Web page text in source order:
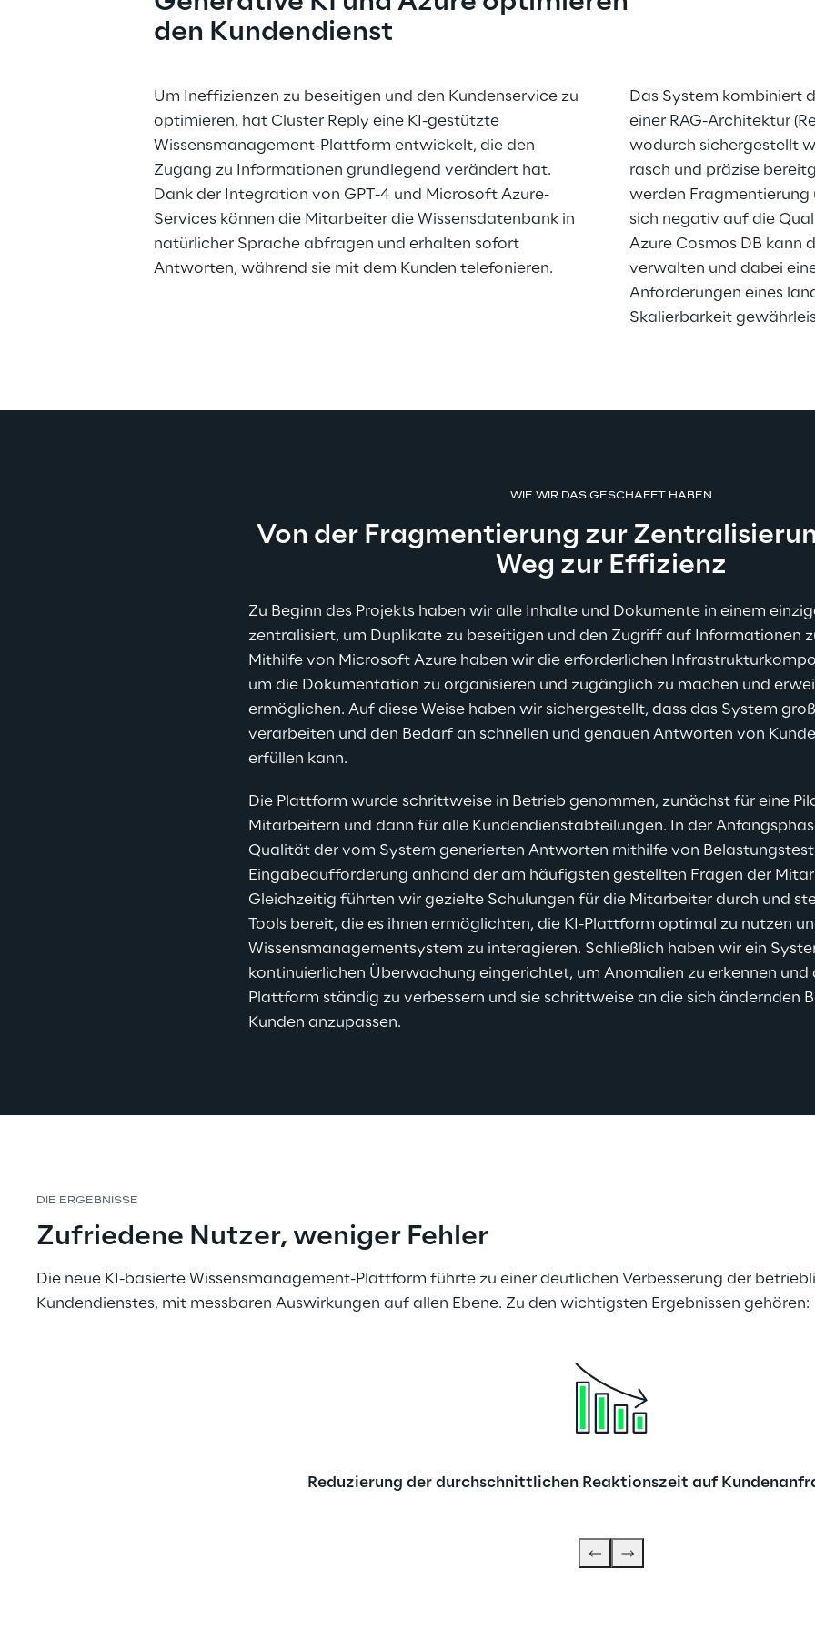
den Kundendienst
Um Ineffizienzen zu beseitigen und den Kundenservice zu
optimieren, hat Cluster Reply eine KI-gestützte
Wissensmanagement-Plattform entwickelt, die den
Zugang zu Informationen grundlegend verändert hat.
Dank der Integration von GPT-4 und Microsoft Azure-
Services können die Mitarbeiter die Wissensdatenbank in
natürlicher Sprache abfragen und erhalten sofort
Antworten, während sie mit dem Kunden telefonieren.
Das System kombiniert
einer RAG-Architektur
wodurch sichergestellt
rasch und präzise
werden
sich negativ auf die
Azure Cosmos DB
verwalten und dabei
Anforderungen eines
Skalierbarkeit
WIE WIR DAS GESCHAFFT HABEN
Von der Fragmentierung zur
Weg zur Effizienz
Zu Beginn des Projekts haben wir alle Inhalte und Dokumente in einem
zentralisiert, um Duplikate zu beseitigen und den Zugriff auf Informationen
Mithilfe von Microsoft Azure haben wir die erforderlichen
um die Dokumentation zu organisieren und zugänglich zu machen und
ermöglichen. Auf diese Weise haben wir sichergestellt, dass das System
verarbeiten und den Bedarf an schnellen und genauen Antworten von
erfüllen kann.
Die Plattform wurde schrittweise in Betrieb genommen, zunächst für eine
Mitarbeitern und dann für alle Kundendienstabteilungen. In der
Qualität der vom System generierten Antworten mithilfe von
Eingabeaufforderung anhand der am häufigsten gestellten Fragen der
Gleichzeitig führten wir gezielte Schulungen für die Mitarbeiter durch und
Tools bereit, die es ihnen ermöglichten, die KI-Plattform optimal zu nutzen
Wissensmanagementsystem zu interagieren. Schließlich haben wir ein
kontinuierlichen Überwachung eingerichtet, um Anomalien zu erkennen
Plattform ständig zu verbessern und sie schrittweise an die sich ändernden
Kunden anzupassen.
DIE ERGEBNISSE
Zufriedene Nutzer, weniger Fehler
Die neue KI-basierte Wissensmanagement-Plattform führte zu einer deutlichen Verbesserung der
Kundendienstes, mit messbaren Auswirkungen auf allen Ebene. Zu den wichtigsten Ergebnissen gehören:
Reduzierung der durchschnittlichen Reaktionszeit auf